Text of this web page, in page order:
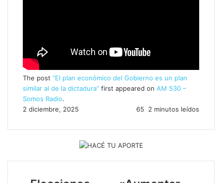
The post “El plan económico del Gobierno es un plan
similar al de la dictadura” first appeared on AM 530 –
Somos Radio.
2 diciembre, 2025
65 2 minutos leídos